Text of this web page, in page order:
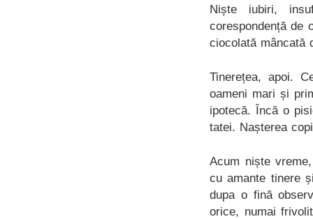
Niște iubiri,
corespondență de
ciocolată mâncată
Tinerețea, apoi.
oameni mari și
ipotecă. Încă o
tatei. Nașterea
Acum niște
cu amante tinere
dupa o fină
orice, numai